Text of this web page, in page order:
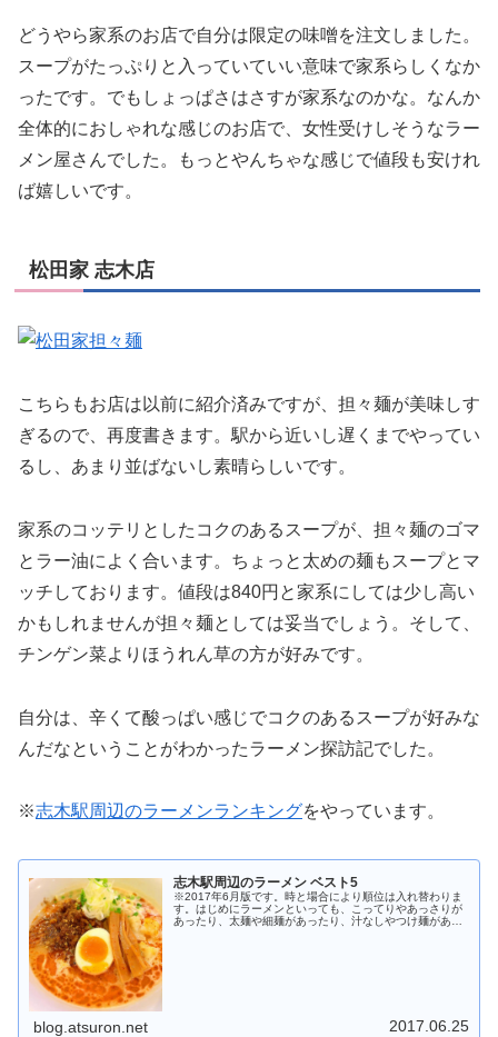
どうやら家系のお店で自分は限定の味噌を注文しました。
スープがたっぷりと入っていていい意味で家系らしくなか
ったです。でもしょっぱさはさすが家系なのかな。なんか
全体的におしゃれな感じのお店で、女性受けしそうなラー
メン屋さんでした。もっとやんちゃな感じで値段も安けれ
ば嬉しいです。
松田家 志木店
こちらもお店は以前に紹介済みですが、担々麺が美味しす
ぎるので、再度書きます。駅から近いし遅くまでやってい
るし、あまり並ばないし素晴らしいです。
家系のコッテリとしたコクのあるスープが、担々麺のゴマ
とラー油によく合います。ちょっと太めの麺もスープとマ
ッチしております。値段は840円と家系にしては少し高い
かもしれませんが担々麺としては妥当でしょう。そして、
チンゲン菜よりほうれん草の方が好みです。
自分は、辛くて酸っぱい感じでコクのあるスープが好みな
んだなということがわかったラーメン探訪記でした。
※志木駅周辺のラーメンランキングをやっています。
志木駅周辺のラーメン ベスト5
※2017年6月版です。時と場合により順位は入れ替わりま
す。はじめにラーメンといっても、こってりやあっさりが
あったり、太麺や細麺があったり、汁なしやつけ麺があっ
blog.atsuron.net 2017.06.25